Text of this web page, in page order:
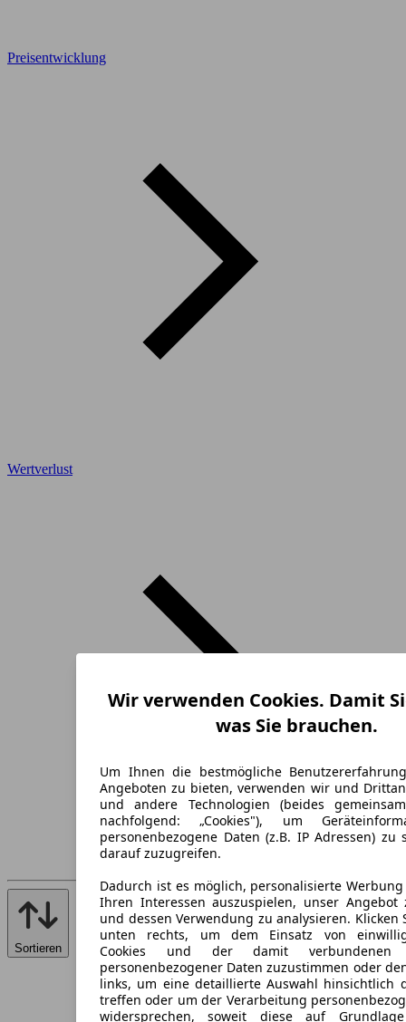
Wir verwenden Cookies. Damit
was Sie brauchen.
Um Ihnen die bestmögliche
Angeboten zu bieten, verwenden wir und
und andere Technologien (beides
nachfolgend: „Cookies"), um
personenbezogene Daten (z.B. IP Adressen) zu
darauf zuzugreifen.
Dadurch ist es möglich, personalisierte
Ihren Interessen auszuspielen, unser Angebot
und dessen Verwendung zu analysieren. Klicken
unten rechts, um dem Einsatz von
Cookies und der damit verbundenen
personenbezogener Daten zuzustimmen oder
links, um eine detaillierte Auswahl hinsichtlich
treffen oder um der Verarbeitung
widersprechen, soweit diese auf
Preisentwicklung
Wertverlust
Sortieren